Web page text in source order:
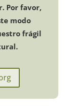
Por favor,
modo
frágil